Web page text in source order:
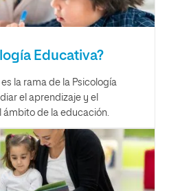
Educativa?
la rama de la Psicología
el aprendizaje y el
ámbito de la educación.